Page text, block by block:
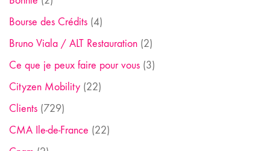
Bourse des Crédits (4)
Bruno Viala / ALT Restauration (2)
Ce que je peux faire pour vous (3)
Cityzen Mobility (22)
Clients (729)
CMA Ile-de-France (22)